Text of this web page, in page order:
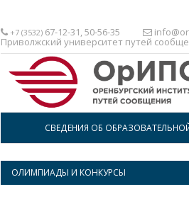
+7 (3532) 67-12-31, 50-56-35
Приволжский университет путей
СВЕДЕНИЯ ОБ
ОЛИМПИАДЫ И КОНКУРСЫ